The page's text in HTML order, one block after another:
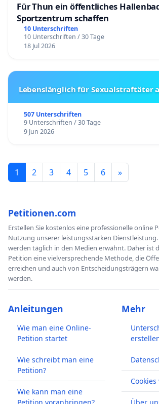
Für Thun ein öffentliches
Sportzentrum schaffen
10 Unterschriften
10 Unterschriften / 30 Tage
18 Jul 2026
Lebenslänglich für Sexualstraftäter
507 Unterschriften
9 Unterschriften / 30 Tage
9 Jun 2026
1 2 3 4 5 6 »
Petitionen.com
Erstellen Sie kostenlos eine professionelle online
Nutzung unserer leistungsstarken
werden täglich in den Medien erwähnt. Daher ist
Petition eine vielversprechende Methode, die
erreichen und auch von Entscheidungsträgern
werden.
Anleitungen
Wie man eine Online-
Petition startet
Wie schreibt man eine
Petition?
Wie kann man eine
Mehr